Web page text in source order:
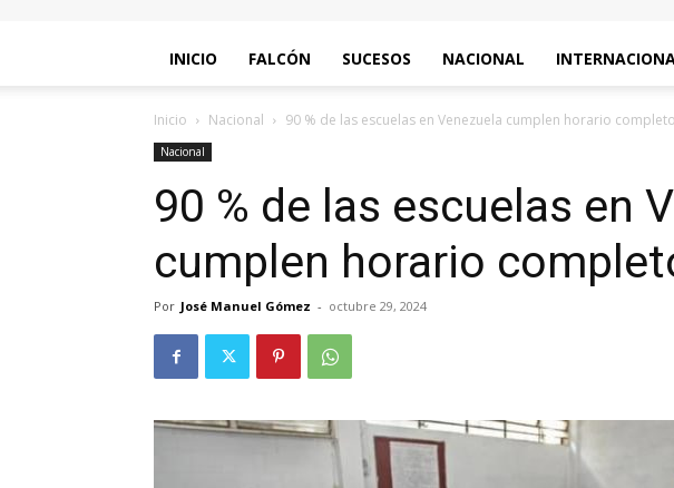
INICIO FALCÓN SUCESOS NACIONAL
Inicio Nacional 90 % de las escuelas en Venezuela cumplen horario completo
Nacional
90 % de las escuelas en
cumplen horario
Por José Manuel Gómez - octubre 29, 2024